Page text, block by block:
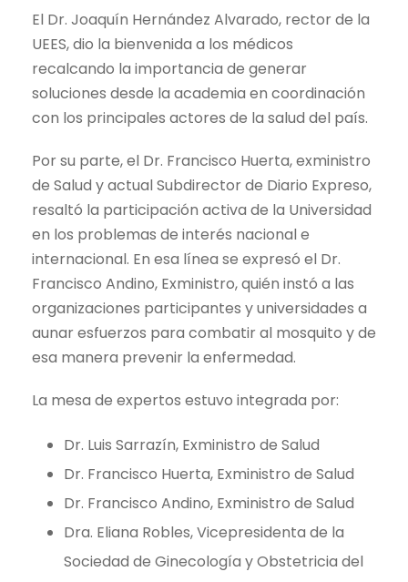
El Dr. Joaquín Hernández Alvarado, rector de la
UEES, dio la bienvenida a los médicos
recalcando la importancia de generar
soluciones desde la academia en coordinación
con los principales actores de la salud del país.
Por su parte, el Dr. Francisco Huerta, exministro
de Salud y actual Subdirector de Diario Expreso,
resaltó la participación activa de la Universidad
en los problemas de interés nacional e
internacional. En esa línea se expresó el Dr.
Francisco Andino, Exministro, quién instó a las
organizaciones participantes y universidades a
aunar esfuerzos para combatir al mosquito y de
esa manera prevenir la enfermedad.
La mesa de expertos estuvo integrada por:
Dr. Luis Sarrazín, Exministro de Salud
Dr. Francisco Huerta, Exministro de Salud
Dr. Francisco Andino, Exministro de Salud
Dra. Eliana Robles, Vicepresidenta de la
Sociedad de Ginecología y Obstetricia del